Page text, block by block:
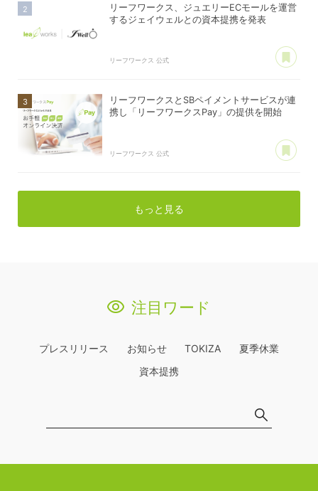
リーフワークス、ジュエリーECモールを運営
するジェイウェルとの資本提携を発表
リーフワークス 公式
リーフワークスとSBペイメントサービスが連
携し「リーフワークスPay」の提供を開始
リーフワークス 公式
もっと見る
注目ワード
プレスリリース お知らせ TOKIZA
夏季休業
資本提携